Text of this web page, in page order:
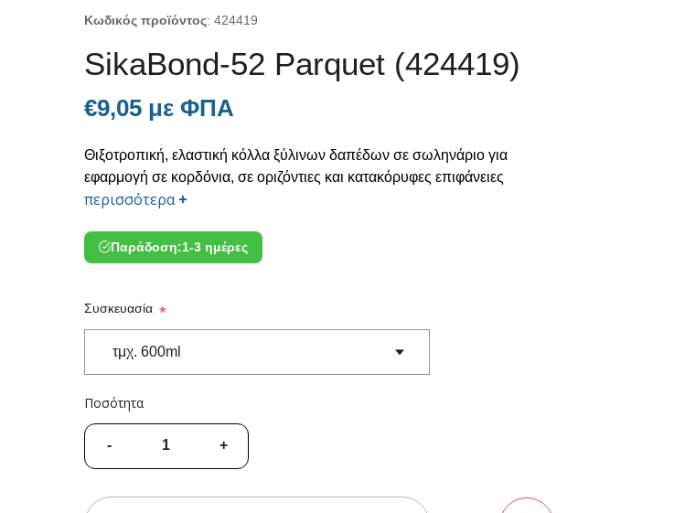
Κωδικός προϊόντος: 424419
SikaBond-52 Parquet (424419)
€9,05 με ΦΠΑ
Θιξοτροπική, ελαστική κόλλα ξύλινων δαπέδων σε σωληνάριο για
εφαρμογή σε κορδόνια, σε οριζόντιες και κατακόρυφες επιφάνειες
περισσότερα+
Παράδοση:1-3 ημέρες
Συσκευασία *
Ποσότητα